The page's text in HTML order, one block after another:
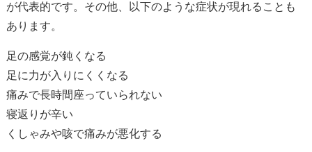
が代表的です。その他、以下のような症状が現れることも
あります。
足の感覚が鈍くなる
足に力が入りにくくなる
痛みで長時間座っていられない
寝返りが辛い
くしゃみや咳で痛みが悪化する